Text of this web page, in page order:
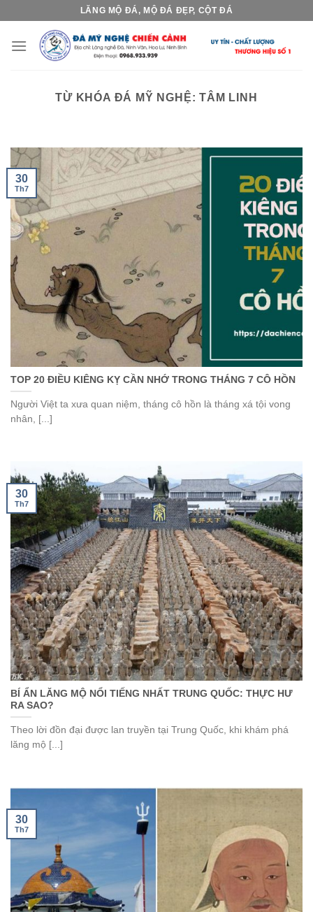
content
LĂNG MỘ ĐÁ, MỘ ĐÁ ĐẸP, CỘT ĐÁ
TỪ KHÓA ĐÁ MỸ NGHỆ:TÂM LINH
TOP 20 ĐIỀU KIÊNG KỴ CẦN NHỚ TRONG THÁNG 7 CÔ HỒN
Người Việt ta xưa quan niệm, tháng cô hồn là tháng xá tội vong
nhân, [...]
30
Th7
BÍ ẨN LĂNG MỘ NỔI TIẾNG NHẤT TRUNG QUỐC: THỰC HƯ
RA SAO?
Theo lời đồn đại được lan truyền tại Trung Quốc, khi khám phá
lăng mộ [...]
30
Th7
30
Th7